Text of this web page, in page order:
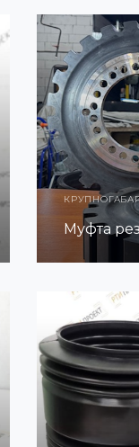
Муфта